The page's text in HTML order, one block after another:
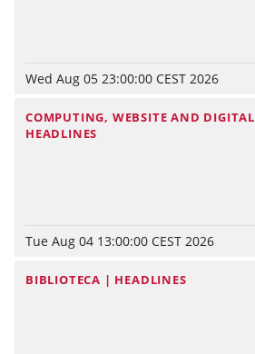
Wed Aug 05 23:00:00 CEST 2026
COMPUTING, WEBSITE AND
HEADLINES
Tue Aug 04 13:00:00 CEST 2026
BIBLIOTECA | HEADLINES